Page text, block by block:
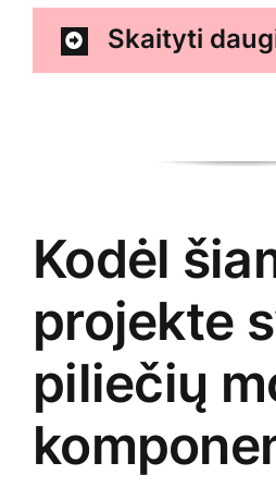
Skaityti
Kodėl
projekte
piliečių